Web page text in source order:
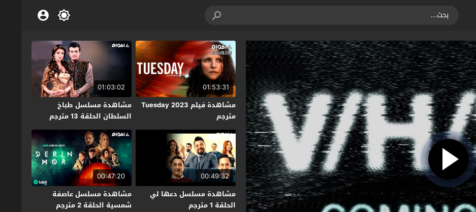
01:53:31
مشاهدة فيلم Tuesday 2023
مترجم
01:03:02
مشاهدة مسلسل طباخ
السلطان الحلقة 13 مترجم
00:49:32
مشاهدة مسلسل دعها لي
الحلقة 1 مترجم
00:47:20
مشاهدة مسلسل عاصفة
شمسية الحلقة 2 مترجم